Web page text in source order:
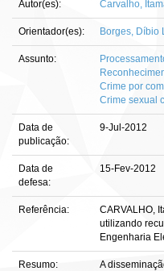
Autor(es): Carvalho,
Orientador(es): Borges, Díbio
Assunto:
Crime por
Crime sexual
Data de
publicação:
9-Jul-2012
Data de
defesa:
15-Fev-2012
Referência:
CARVALHO,
utilizando
Engenharia
Resumo:
A